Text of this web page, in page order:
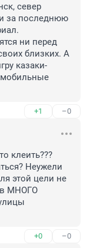
север
за последнюю
ни перед
близких. А
казаки-
+1 –0
клеить???
Неужели
этой цели не
МНОГО
+0 –0